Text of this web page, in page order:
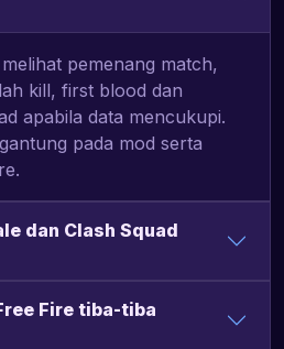
pemenang match,
kill, first blood dan
apabila data mencukupi.
pada mod serta
dan Clash Squad
Fire tiba-tiba